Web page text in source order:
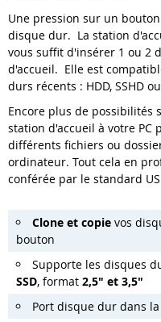
Une pression sur un
disque dur. La station
vous suffit d'insérer 1 ou 2
d'accueil. Elle est
durs récents : HDD, SSHD ou
Encore plus de possibilités
station d'accueil à votre PC
différents fichiers ou
ordinateur. Tout cela en
conférée par le standard
Clone et copie vos
bouton
Supporte les disques
SSD, format 2,5" et 3,5"
Port disque dur dans